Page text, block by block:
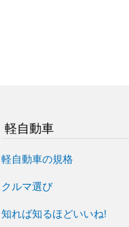
軽自動車
軽自動車の規格
クルマ選び
知れば知るほどいいね!